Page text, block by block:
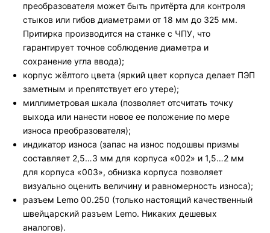
преобразователя может быть притёрта для контроля
стыков или гибов диаметрами от 18 мм до 325 мм.
Притирка производится на станке с ЧПУ, что
гарантирует точное соблюдение диаметра и
сохранение угла ввода);
корпус жёлтого цвета (яркий цвет корпуса делает ПЭП
заметным и препятствует его утере);
миллиметровая шкала (позволяет отсчитать точку
выхода или нанести новое ее положение по мере
износа преобразователя);
индикатор износа (запас на износ подошвы призмы
составляет 2,5…3 мм для корпуса «002» и 1,5…2 мм
для корпуса «003», обнизка корпуса позволяет
визуально оценить величину и равномерность износа);
разъем Lemo 00.250 (только настоящий качественный
швейцарский разъем Lemo. Никаких дешевых
аналогов).